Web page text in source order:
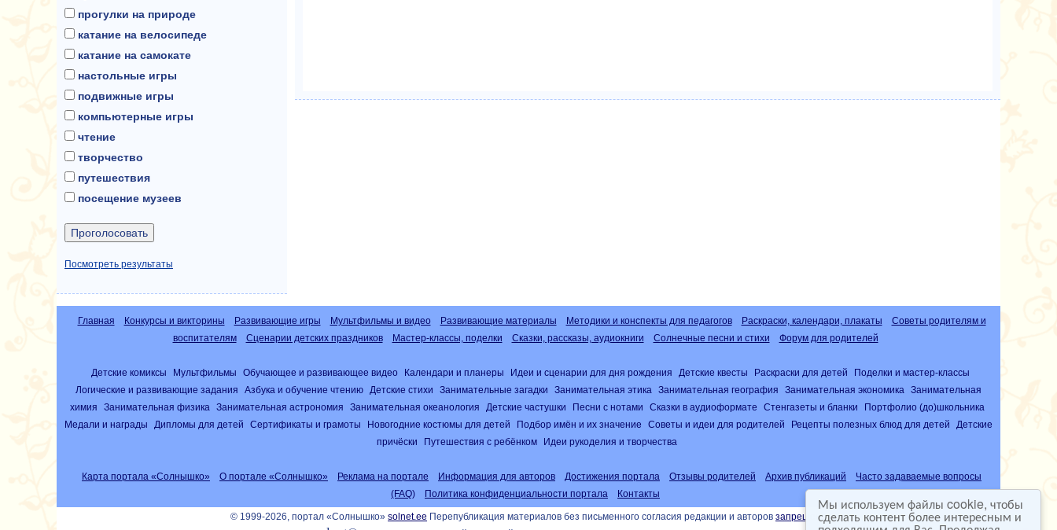
Мы используем файлы cookie, чтобы
сделать контент более интересным и
прогулки на природе
катание на велосипеде
катание на самокате
настольные игры
подвижные игры
компьютерные игры
чтение
творчество
путешествия
посещение музеев
Посмотреть результаты
Главная Конкурсы и викторины Развивающие игры Мультфильмы и видео Развивающие материалы Методики и конспекты для педагогов Раскраски, календари, плакаты
Советы родителям и
воспитателям
Сценарии детских праздников Мастер-классы, поделки Сказки, рассказы, аудиокниги Солнечные песни и стихи Форум для родителей
Детские комиксы Мультфильмы Обучающее и развивающее видео Календари и планеры Идеи и сценарии для дня рождения Детские квесты Раскраски для детей
Поделки и мастер-классы
Логические и развивающие задания
Азбука и обучение чтению Детские стихи Занимательные загадки Занимательная этика Занимательная география Занимательная экономика
Занимательная
химия
Занимательная физика Занимательная астрономия Занимательная океанология Детские частушки Песни с нотами Сказки в аудиоформате Стенгазеты и бланки
Портфолио (до)школьника
Медали и награды
Дипломы для детей Сертификаты и грамоты Новогодние костюмы для детей Подбор имён и их значение Советы и идеи для родителей Рецепты полезных блюд для детей
Детские
причёски
Путешествия с ребёнком Идеи рукоделия и творчества
Карта портала «Солнышко» О портале «Солнышко» Реклама на портале Информация для авторов Достижения портала Отзывы родителей Архив публикаций
Часто задаваемые вопросы
(FAQ)
Политика конфиденциальности портала Контакты
© 1999-2026, портал «Солнышко» solnet.ee Перепубликация материалов без письменного согласия редакции и авторов запрещена